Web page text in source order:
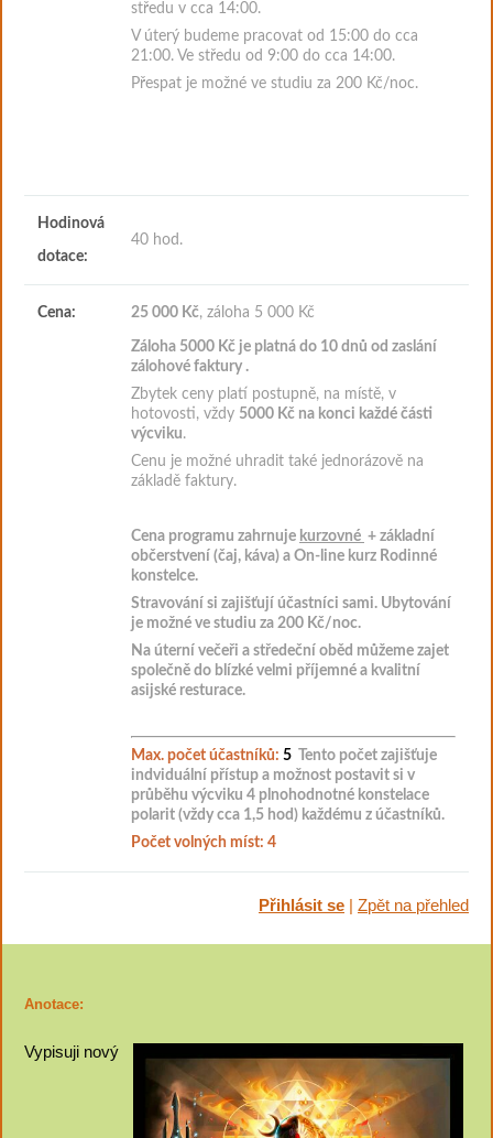
středu v cca 14:00.
V úterý budeme pracovat od 15:00 do cca
21:00. Ve středu od 9:00 do cca 14:00.
Přespat je možné ve studiu za 200 Kč/noc.
Hodinová
dotace:
40 hod.
Cena: 25 000 Kč, záloha 5 000 Kč
Záloha 5000 Kč je platná do 10 dnů od zaslání
zálohové faktury .
Zbytek ceny platí postupně, na místě, v
hotovosti, vždy 5000 Kč na konci každé části
výcviku.
Cenu je možné uhradit také jednorázově na
základě faktury.
Cena programu zahrnuje kurzovné + základní
občerstvení (čaj, káva) a On-line kurz Rodinné
konstelce.
Stravování si zajišťují účastníci sami. Ubytování
je možné ve studiu za 200 Kč/noc.
Na úterní večeři a středeční oběd můžeme zajet
společně do blízké velmi příjemné a kvalitní
asijské resturace.
Max. počet účastníků: 5 Tento počet zajišťuje
indviduální přístup a možnost postavit si v
průběhu výcviku 4 plnohodnotné konstelace
polarit (vždy cca 1,5 hod) každému z účastníků.
Počet volných míst: 4
Přihlásit se | Zpět na přehled
Anotace:
Vypisuji nový